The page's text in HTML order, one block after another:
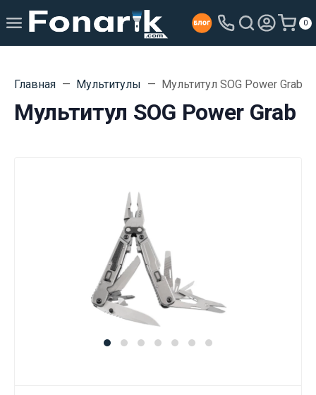
0
Главная Мультитулы Мультитул SOG Power Grab
Мультитул SOG Power Grab